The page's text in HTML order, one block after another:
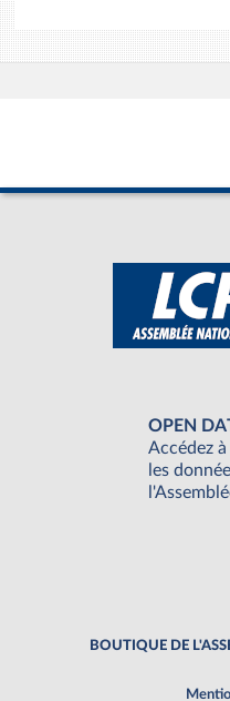
OPEN
Accédez
les
BOUTIQUE DE